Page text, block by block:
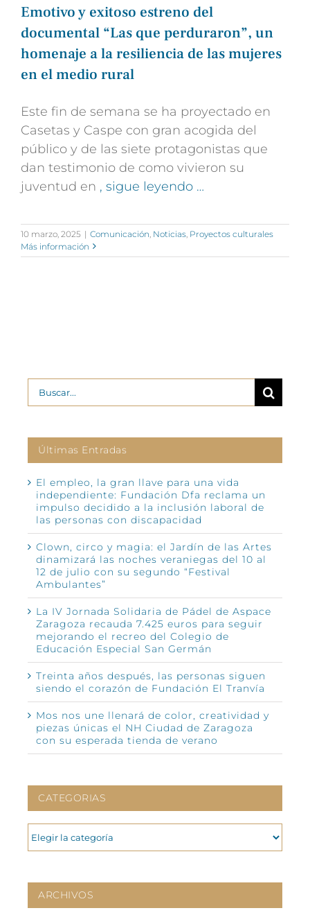
Emotivo y exitoso estreno del
documental “Las que perduraron”, un
homenaje a la resiliencia de las mujeres
en el medio rural
Este fin de semana se ha proyectado en
Casetas y Caspe con gran acogida del
público y de las siete protagonistas que
dan testimonio de como vivieron su
juventud en , sigue leyendo …
10 marzo, 2025 | Comunicación Noticias Proyectos culturales
Más información
Buscar:
Últimas Entradas
El empleo, la gran llave para una vida
independiente: Fundación Dfa reclama un
impulso decidido a la inclusión laboral de
las personas con discapacidad
Clown, circo y magia: el Jardín de las Artes
dinamizará las noches veraniegas del 10 al
12 de julio con su segundo “Festival
Ambulantes”
La IV Jornada Solidaria de Pádel de Aspace
Zaragoza recauda 7.425 euros para seguir
mejorando el recreo del Colegio de
Educación Especial San Germán
Treinta años después, las personas siguen
siendo el corazón de Fundación El Tranvía
Mos nos une llenará de color, creatividad y
piezas únicas el NH Ciudad de Zaragoza
con su esperada tienda de verano
CATEGORIAS
CATEGORIAS
ARCHIVOS